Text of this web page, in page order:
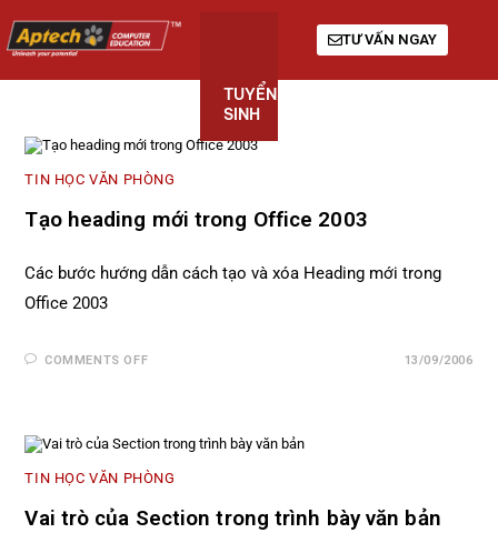
TUYỂN
SINH
TƯ VẤN NGAY
TIN HỌC VĂN PHÒNG
Tạo heading mới trong Office 2003
Các bước hướng dẫn cách tạo và xóa Heading mới trong
Office 2003
COMMENTS OFF 13/09/2006
TIN HỌC VĂN PHÒNG
Vai trò của Section trong trình bày văn bản